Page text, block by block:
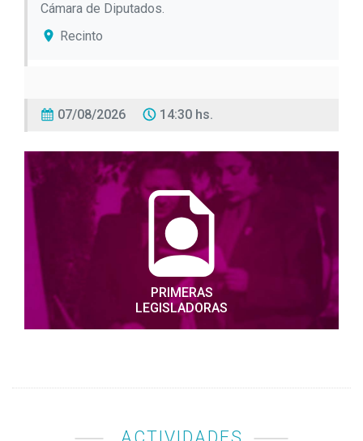
Cámara de Diputados.
Recinto
07/08/2026 14:30 hs.
VISITA GUIADA
Estudiantes de la EES N° 71 de La Plata,
recorrerán la Cámara de Diputados.
Recinto
07/08/2026 15:00 hs.
Salón de los Pasos Perdidos
PRIMERAS
LEGISLADORAS